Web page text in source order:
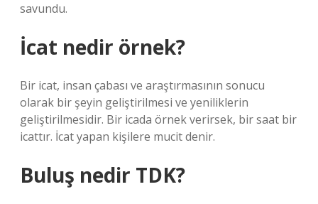
savundu.
İcat nedir örnek?
Bir icat, insan çabası ve araştırmasının sonucu
olarak bir şeyin geliştirilmesi ve yeniliklerin
geliştirilmesidir. Bir icada örnek verirsek, bir saat bir
icattır. İcat yapan kişilere mucit denir.
Buluş nedir TDK?